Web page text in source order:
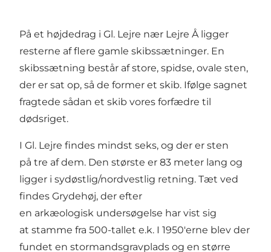
På et højdedrag i Gl. Lejre nær Lejre Å ligger
resterne af flere gamle skibssætninger. En
skibssætning består af store, spidse, ovale sten,
der er sat op, så de former et skib. Ifølge sagnet
fragtede sådan et skib vores forfædre til
dødsriget.
I Gl. Lejre findes mindst seks, og der er sten
på tre af dem. Den største er 83 meter lang og
ligger i sydøstlig/nordvestlig retning. Tæt ved
findes Grydehøj, der efter
en arkæologisk undersøgelse har vist sig
at stamme fra 500-tallet e.k. I 1950'erne blev der
fundet en stormandsgravplads og en større